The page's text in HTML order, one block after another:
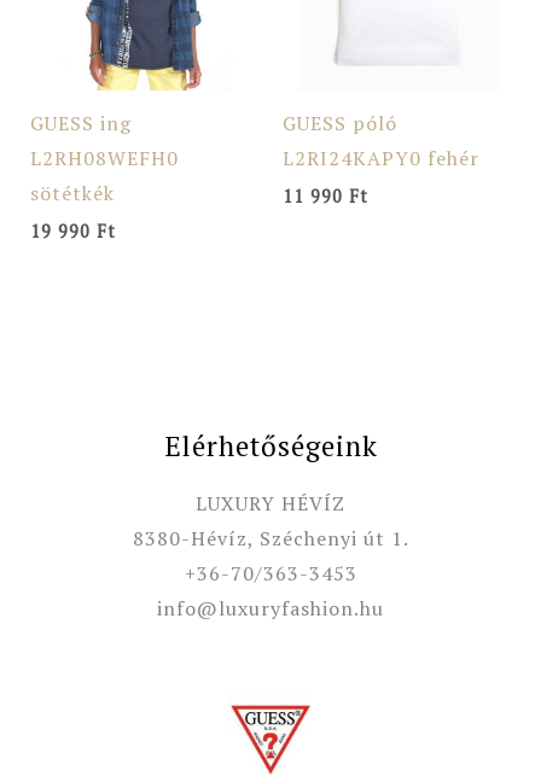
GUESS ing
L2RH08WEFH0
sötétkék
19 990 Ft
GUESS póló
L2RI24KAPY0 fehér
11 990 Ft
Elérhetőségeink
LUXURY HÉVÍZ
8380-Hévíz, Széchenyi út 1.
+36-70/363-3453
info@luxuryfashion.hu